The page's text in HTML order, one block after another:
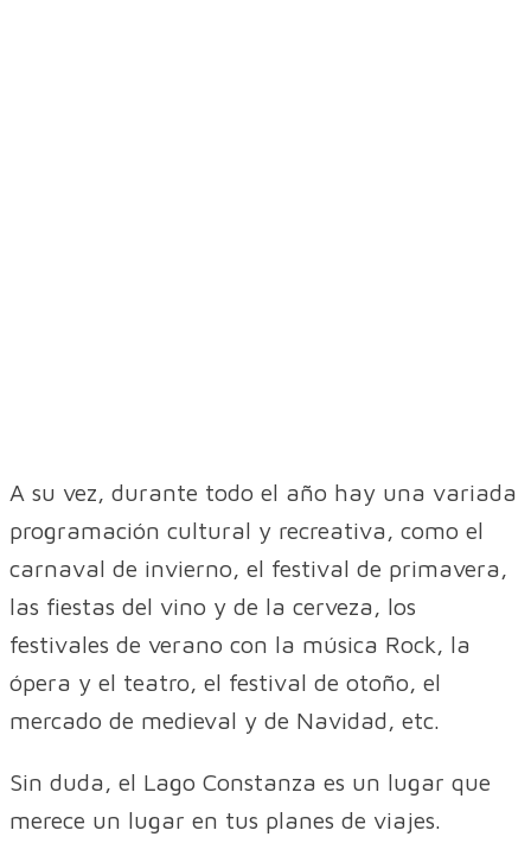
A su vez, durante todo el año hay una variada
programación cultural y recreativa, como el
carnaval de invierno, el festival de primavera,
las fiestas del vino y de la cerveza, los
festivales de verano con la música Rock, la
ópera y el teatro, el festival de otoño, el
mercado de medieval y de Navidad, etc.
Sin duda, el Lago Constanza es un lugar que
merece un lugar en tus planes de viajes.